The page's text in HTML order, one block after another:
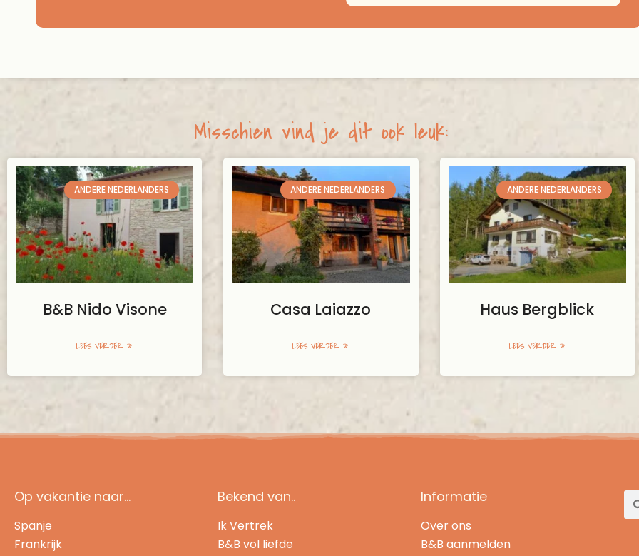
Misschien vind je dit ook leuk:
ANDERE NEDERLANDERS
B&B Nido Visone
LEES VERDER »
ANDERE NEDERLANDERS
Casa Laiazzo
LEES VERDER »
ANDERE NEDERLANDERS
Haus Bergblick
LEES VERDER »
Op vakantie naar...
Spanje
Frankrijk
Bekend van..
Ik Vertrek
B&B vol liefde
Informatie
Over ons
B&B aanmelden